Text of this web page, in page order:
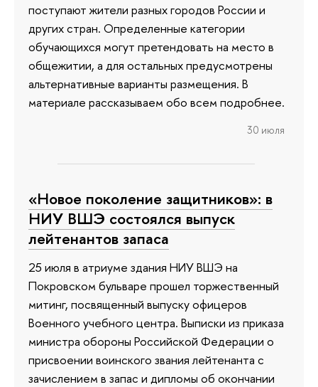
поступают жители разных городов России и
других стран. Определенные категории
обучающихся могут претендовать на место в
общежитии, а для остальных предусмотрены
альтернативные варианты размещения. В
материале рассказываем обо всем подробнее.
30 июля
«Новое поколение защитников»: в
НИУ ВШЭ состоялся выпуск
лейтенантов запаса
25 июля в атриуме здания НИУ ВШЭ на
Покровском бульваре прошел торжественный
митинг, посвященный выпуску офицеров
Военного учебного центра. Выписки из приказа
министра обороны Российской Федерации о
присвоении воинского звания лейтенанта с
зачислением в запас и дипломы об окончании